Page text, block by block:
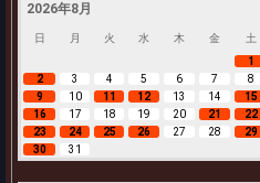
2026年8月
日 月 火 水 木 金
土
1
2
3 4 5 6 7
8
9
10 11 12 13 14
15
16
17 18 19 20 21
22
23
24 25 26 27 28
29
30
31